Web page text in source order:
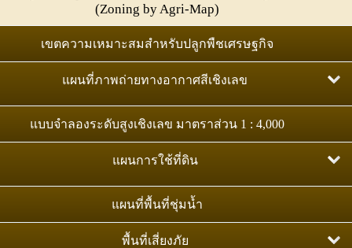
แผนที่ดิน ตามระบบฐานอ้างอิงทรัพยากรดินโลก (WRB)
แผนที่ชุดดิน มาตราส่วน 1:100,000
ทรัพยากรดินปัญหาของประเทศไทย
แผนที่การแพร่กระจายของคราบเกลือภาคตะวันออกเฉียง
เหนือ
แผนที่สภาพการใช้ที่ดิน มาตราส่วน 1:50,000
(Zoning by Agri-Map)
เขตความเหมาะสมสำหรับปลูกพืชเศรษฐกิจ
แผนที่ภาพถ่ายทางอากาศสีเชิงเลข
ภาพถ่ายออร์โธสีเชิงเลข มาตราส่วน 1:4,000
ภาพถ่ายออร์โธสีเชิงเลข มาตราส่วน 1:25,000
แผนที่เส้นชั้นความสูงเชิงเลข มาตราส่วน 1:4,000
ภาพถ่ายทางอากาศสีเชิงเลข มาตราส่วน 1:25,000
แบบจำลองระดับสูงเชิงเลข มาตราส่วน 1 : 4,000
แผนการใช้ที่ดิน
แผนการใช้ที่ดินระดับตำบล
แผนการใช้ที่ดินระดับลุ่มน้ำสาขา
แผนที่พื้นที่ชุ่มน้ำ
พื้นที่เสี่ยงภัย